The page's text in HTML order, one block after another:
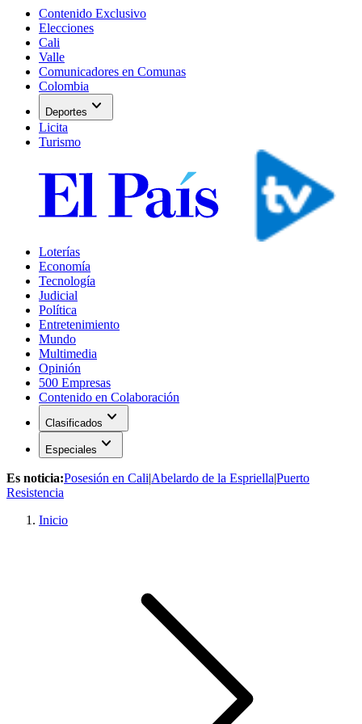
Contenido Exclusivo
Elecciones
Cali
Valle
Comunicadores en Comunas
Colombia
Deportes expand_more
Licita
Turismo
Loterías
Economía
Tecnología
Judicial
Política
Entretenimiento
Mundo
Multimedia
Opinión
500 Empresas
Contenido en Colaboración
Clasificados expand_more
Especiales expand_more
Es noticia:Posesión en Cali|Abelardo de la Espriella|Puerto
Resistencia
Inicio